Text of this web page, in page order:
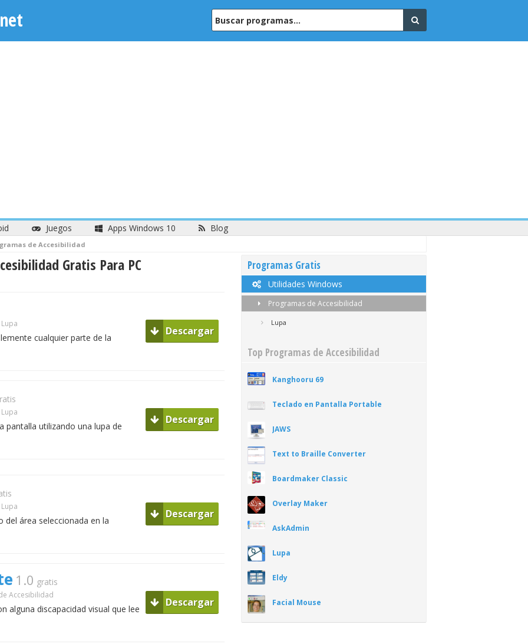
Juegos Apps Windows 10 Blog
de Accesibilidad
Gratis Para PC
Lupa
cualquier parte de la
Descargar
Lupa
pantalla utilizando una lupa de
Descargar
Lupa
área seleccionada en la
Descargar
1.0 gratis
Accesibilidad
alguna discapacidad visual que lee
Descargar
Programas Gratis
Utilidades Windows
Programas de Accesibilidad
Lupa
Top Programas de Accesibilidad
Kanghooru 69
Teclado en Pantalla Portable
JAWS
Text to Braille Converter
Boardmaker Classic
Overlay Maker
AskAdmin
Lupa
Eldy
Facial Mouse